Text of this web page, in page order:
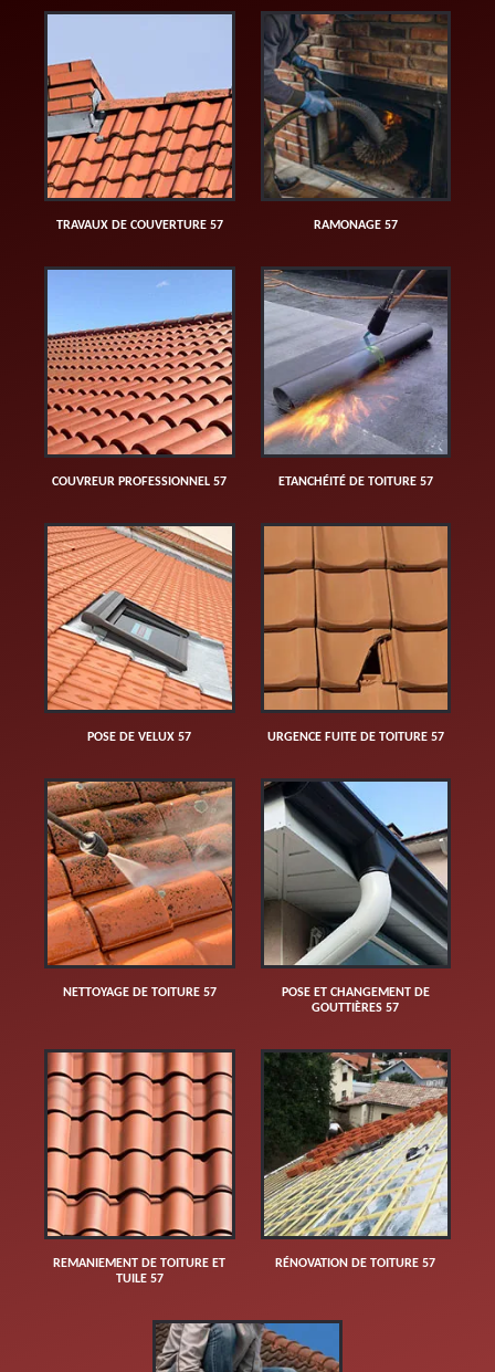
TRAVAUX DE COUVERTURE 57 RAMONAGE 57
COUVREUR PROFESSIONNEL 57 ETANCHÉITÉ DE TOITURE 57
POSE DE VELUX 57 URGENCE FUITE DE TOITURE 57
NETTOYAGE DE TOITURE 57
POSE ET CHANGEMENT DE
GOUTTIÈRES 57
REMANIEMENT DE TOITURE ET
TUILE 57
RÉNOVATION DE TOITURE 57